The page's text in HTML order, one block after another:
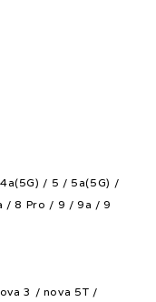
/ 5 / 5a(5G) /
/ 8 Pro / 9 / 9a / 9
3 / nova 5T /